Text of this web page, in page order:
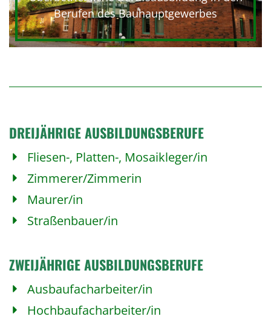
Berufen des Bauhauptgewerbes
DREIJÄHRIGEAUSBILDUNGSBERUFE
Fliesen-, Platten-, Mosaikleger/in
Zimmerer/Zimmerin
Maurer/in
Straßenbauer/in
ZWEIJÄHRIGE AUSBILDUNGSBERUFE
Ausbaufacharbeiter/in
Hochbaufacharbeiter/in